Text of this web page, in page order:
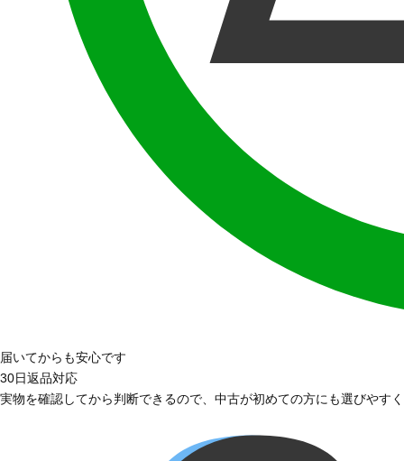
届いてからも安心です
30日返品対応
実物を確認してから判断できるので、中古が初めての方にも選びやす